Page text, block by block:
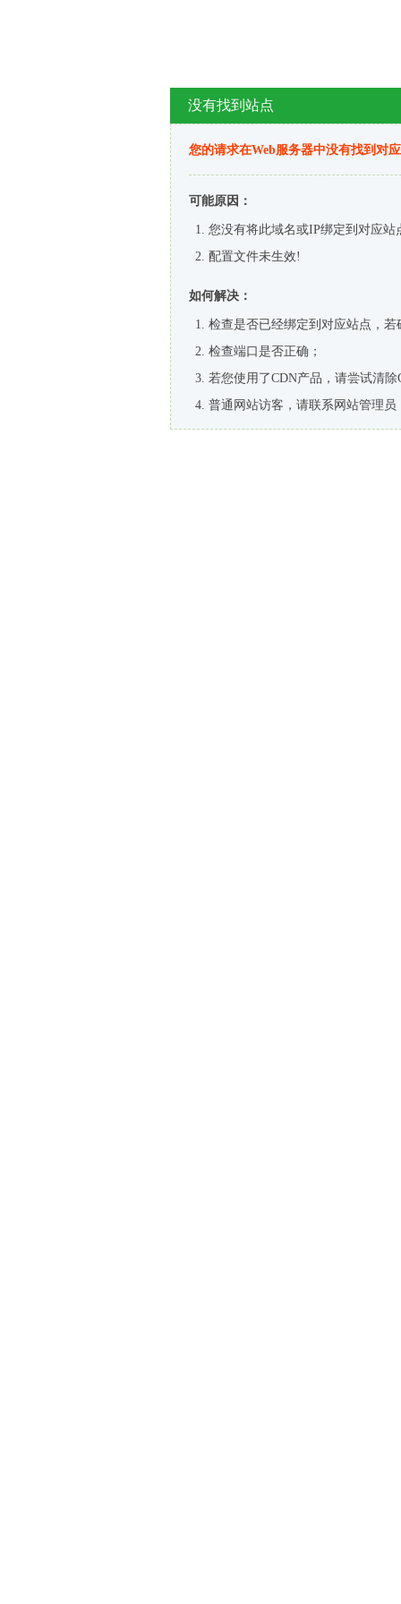
没有找到站点
您的请求在Web服务器中没有找到对
可能原因：
您没有将此域名或IP绑定到对应站
配置文件未生效!
如何解决：
检查是否已经绑定到对应站点，
检查端口是否正确；
若您使用了CDN产品，请尝试清除
普通网站访客，请联系网站管理员